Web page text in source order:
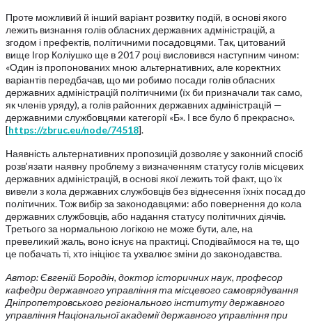
Проте можливий й інший варіант розвитку подій, в основі якого
лежить визнання голів обласних державних адміністрацій, а
згодом і префектів, політичними посадовцями. Так, цитований
вище Ігор Коліушко ще в 2017 році висловився наступним чином:
«Один із пропонованих мною альтернативних, але коректних
варіантів передбачав, що ми робимо посади голів обласних
державних адміністрацій політичними (їх би призначали так само,
як членів уряду), а голів районних державних адміністрацій —
державними службовцями категорії «Б». І все було б прекрасно».
[https://zbruc.eu/node/74518].
Наявність альтернативних пропозицій дозволяє у законний спосіб
розв’язати наявну проблему з визначенням статусу голів місцевих
державних адміністрацій, в основі якої лежить той факт, що їх
вивели з кола державних службовців без віднесення їхніх посад до
політичних. Тож вибір за законодавцями: або повернення до кола
державних службовців, або надання статусу політичних діячів.
Третього за нормальною логікою не може бути, але, на
превеликий жаль, воно існує на практиці. Сподіваймося на те, що
це побачать ті, хто ініціює та ухвалює зміни до законодавства.
Автор: Євгеній Бородін, доктор історичних наук, професор
кафедри державного управління та місцевого самоврядування
Дніпропетровського регіонального інституту державного
управління Національної академії державного управління при